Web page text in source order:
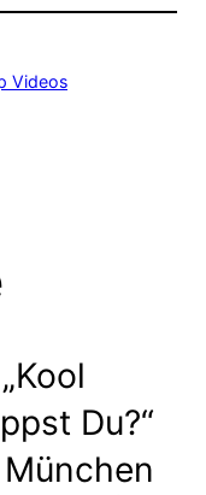
Videos
Du?“